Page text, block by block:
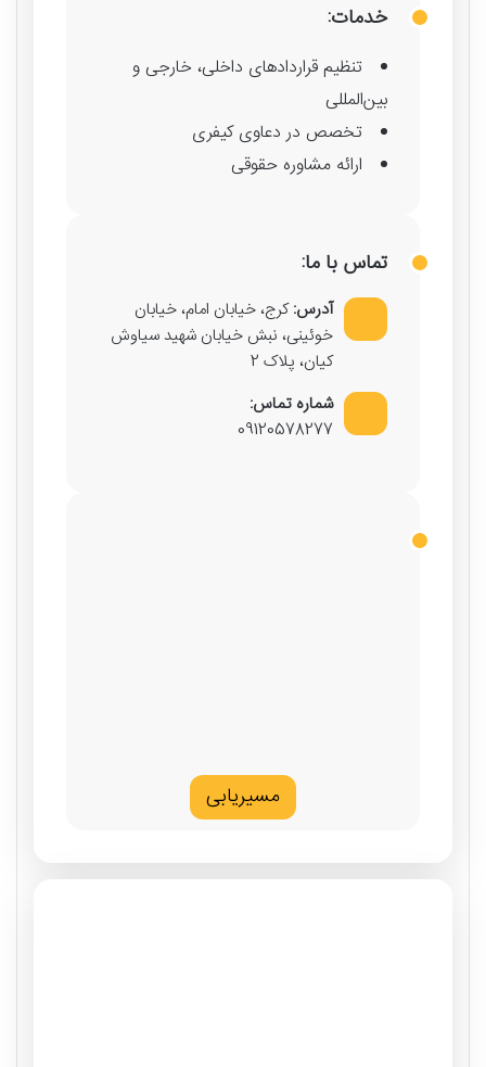
خدمات:
تنظیم قراردادهای داخلی، خارجی و
بین‌المللی
تخصص در دعاوی کیفری
ارائه مشاوره حقوقی
تماس با ما:
آدرس:کرج، خیابان امام، خیابان
خوئینی، نبش خیابان شهید سیاوش
کیان، پلاک 2
شماره تماس:
09120578277
مسیریابی